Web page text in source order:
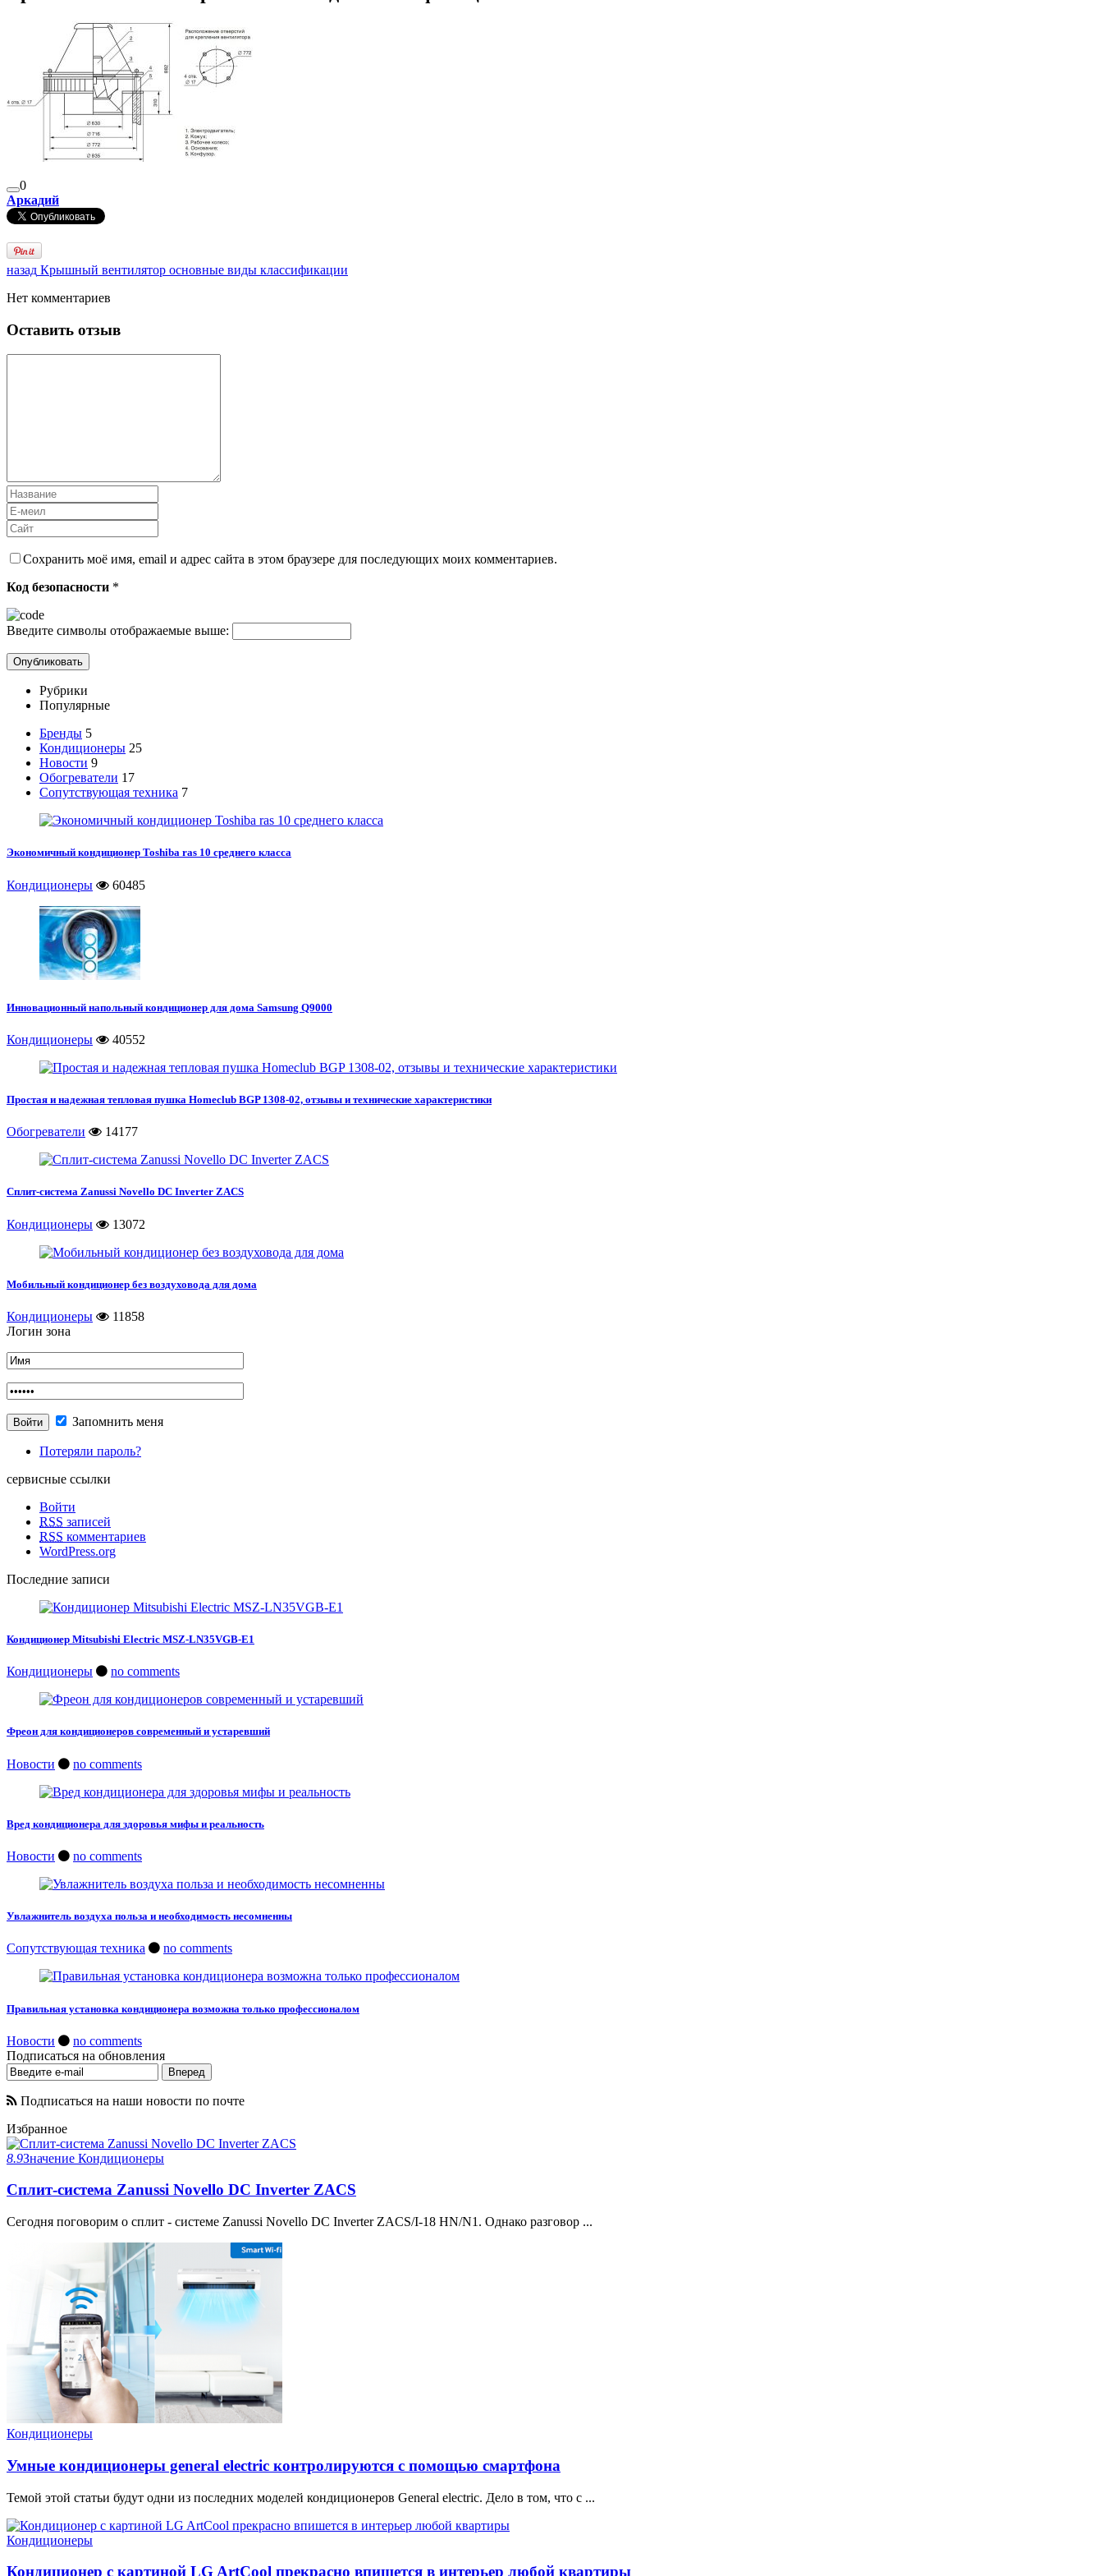
0
Аркадий
назад Крышный вентилятор основные виды классификации
Нет комментариев
Оставить отзыв
Сохранить моё имя, email и адрес сайта в этом браузере для последующих моих комментариев.
Код безопасности *
Введите символы отображаемые выше:
Рубрики
Популярные
Бренды 5
Кондиционеры 25
Новости 9
Обогреватели 17
Сопутствующая техника 7
Экономичный кондиционер Toshiba ras 10 среднего класса
Кондиционеры 60485
Инновационный напольный кондиционер для дома Samsung Q9000
Кондиционеры 40552
Простая и надежная тепловая пушка Homeclub BGP 1308-02, отзывы и технические характеристики
Обогреватели 14177
Сплит-система Zanussi Novello DC Inverter ZACS
Кондиционеры 13072
Мобильный кондиционер без воздуховода для дома
Кондиционеры
11858
Логин зона
Запомнить меня
Потеряли пароль?
сервисные ссылки
Войти
RSS записей
RSS комментариев
WordPress.org
Последние записи
Кондиционер Mitsubishi Electric MSZ-LN35VGB-E1
Кондиционеры no comments
Фреон для кондиционеров современный и устаревший
Новости no comments
Вред кондиционера для здоровья мифы и реальность
Новости no comments
Увлажнитель воздуха польза и необходимость несомненны
Сопутствующая техника no comments
Правильная установка кондиционера возможна только профессионалом
Новости
no comments
Подписаться на обновления
Подписаться на наши новости по почте
Избранное
8.9Значение Кондиционеры
Сплит-система Zanussi Novello DC Inverter ZACS
Сегодня поговорим о сплит - системе Zanussi Novello DC Inverter ZACS/I-18 HN/N1. Однако разговор ...
Кондиционеры
Умные кондиционеры general electric контролируются с помощью смартфона
Темой этой статьи будут одни из последних моделей кондиционеров General electric. Дело в том, что с ...
Кондиционеры
Кондиционер с картиной LG ArtCool прекрасно впишется в интерьер любой квартиры